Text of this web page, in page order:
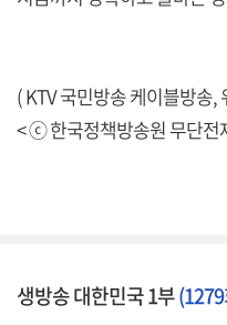
( KTV 국민방송 케이블방송,
< ⓒ 한국정책방송원 무단전
생방송 대한민국 1부